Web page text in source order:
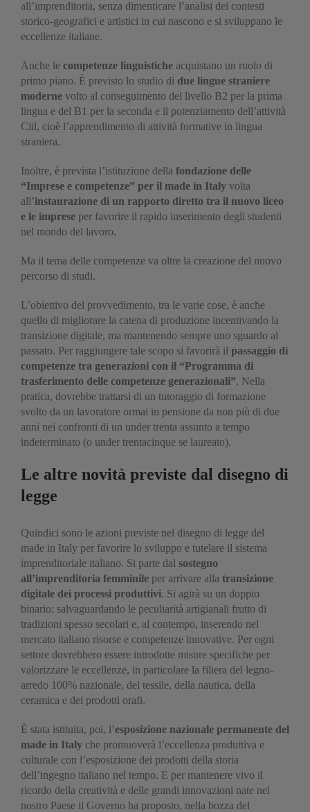
all’imprenditoria, senza dimenticare l’analisi dei contesti
storico-geografici e artistici in cui nascono e si sviluppano le
eccellenze italiane.
Anche le competenze linguistiche acquistano un ruolo di
primo piano. È previsto lo studio di due lingue straniere
moderne volto al conseguimento del livello B2 per la prima
lingua e del B1 per la seconda e il potenziamento dell’attività
Clil, cioè l’apprendimento di attività formative in lingua
straniera.
Inoltre, è prevista l’istituzione della fondazione delle
“Imprese e competenze” per il made in Italy volta
all’instaurazione di un rapporto diretto tra il nuovo liceo
e le imprese per favorire il rapido inserimento degli studenti
nel mondo del lavoro.
Ma il tema delle competenze va oltre la creazione del nuovo
percorso di studi.
L’obiettivo del provvedimento, tra le varie cose, è anche
quello di migliorare la catena di produzione incentivando la
transizione digitale, ma mantenendo sempre uno sguardo al
passato. Per raggiungere tale scopo si favorirà il passaggio di
competenze tra generazioni con il “Programma di
trasferimento delle competenze generazionali”. Nella
pratica, dovrebbe trattarsi di un tutoraggio di formazione
svolto da un lavoratore ormai in pensione da non più di due
anni nei confronti di un under trenta assunto a tempo
indeterminato (o under trentacinque se laureato).
Le altre novità previste dal disegno di
legge
Quindici sono le azioni previste nel disegno di legge del
made in Italy per favorire lo sviluppo e tutelare il sistema
imprenditoriale italiano. Si parte dal sostegno
all’imprenditoria femminile per arrivare alla transizione
digitale dei processi produttivi. Si agirà su un doppio
binario: salvaguardando le peculiarità artigianali frutto di
tradizioni spesso secolari e, al contempo, inserendo nel
mercato italiano risorse e competenze innovative. Per ogni
settore dovrebbero essere introdotte misure specifiche per
valorizzare le eccellenze, in particolare la filiera del legno-
arredo 100% nazionale, del tessile, della nautica, della
ceramica e dei prodotti orafi.
È stata istituita, poi, l’esposizione nazionale permanente del
made in Italy che promuoverà l’eccellenza produttiva e
culturale con l’esposizione dei prodotti della storia
dell’ingegno italiano nel tempo. E per mantenere vivo il
ricordo della creatività e delle grandi innovazioni nate nel
nostro Paese il Governo ha proposto, nella bozza del